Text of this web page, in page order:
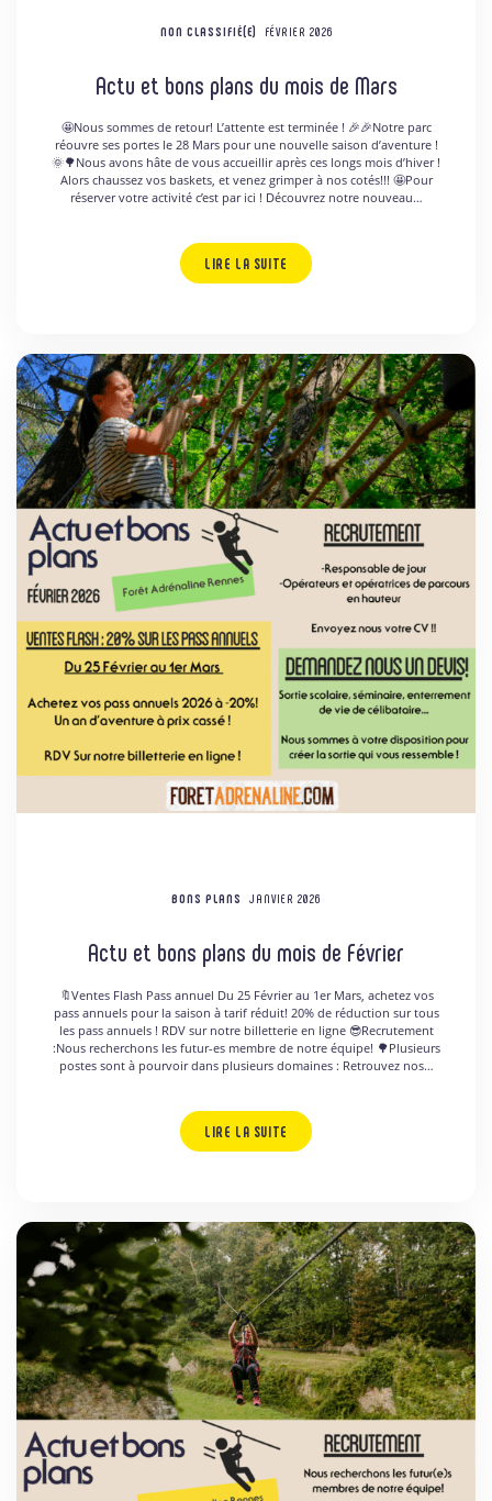
NON CLASSIFIÉ(E) FÉVRIER 2026
Actu et bons plans du mois de Mars
🤩Nous sommes de retour! L’attente est terminée ! 🎉🎉Notre parc
réouvre ses portes le 28 Mars pour une nouvelle saison d’aventure !
🌞🌳Nous avons hâte de vous accueillir après ces longs mois d’hiver !
Alors chaussez vos baskets, et venez grimper à nos cotés!!! 🤩Pour
réserver votre activité c’est par ici ! Découvrez notre nouveau…
LIRE LA SUITE
BONS PLANS JANVIER 2026
Actu et bons plans du mois de Février
🔖Ventes Flash Pass annuel Du 25 Février au 1er Mars, achetez vos
pass annuels pour la saison à tarif réduit! 20% de réduction sur tous
les pass annuels ! RDV sur notre billetterie en ligne 😎Recrutement
:Nous recherchons les futur-es membre de notre équipe! 🌳Plusieurs
postes sont à pourvoir dans plusieurs domaines : Retrouvez nos…
LIRE LA SUITE